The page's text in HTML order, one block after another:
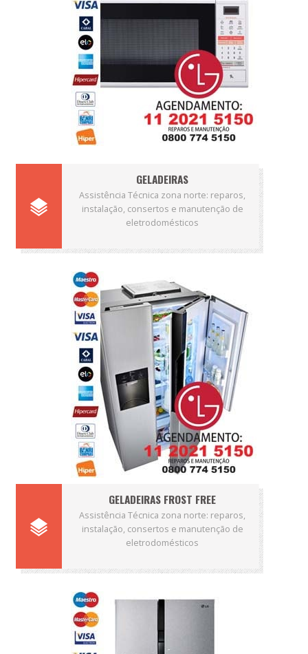
GELADEIRAS
Assistência Técnica zona norte: reparos,
instalação, consertos e manutenção de
eletrodomésticos
GELADEIRAS FROST FREE
Assistência Técnica zona norte: reparos,
instalação, consertos e manutenção de
eletrodomésticos